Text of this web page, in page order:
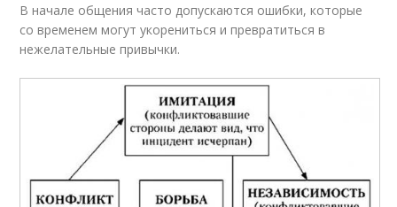
В начале общения часто допускаются ошибки, которые
со временем могут укорениться и превратиться в
нежелательные привычки.